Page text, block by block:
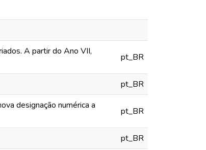
A partir do Ano VII,
pt_BR
pt_BR
designação numérica a
pt_BR
pt_BR